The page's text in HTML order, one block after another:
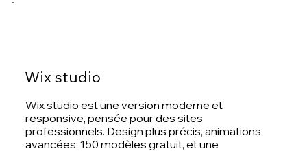
Wix studio
Wix studio est une version moderne et
responsive, pensée pour des sites
professionnels. Design plus précis, animations
avancées, 150 modèles gratuit, et une